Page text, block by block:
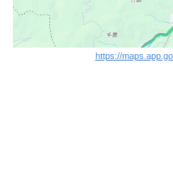
https://